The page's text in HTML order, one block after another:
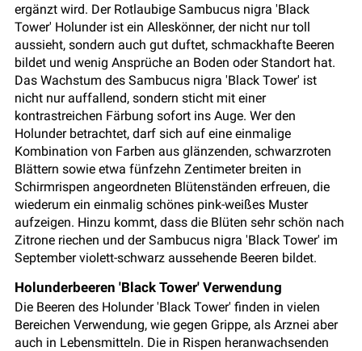
ergänzt wird. Der Rotlaubige Sambucus nigra 'Black
Tower' Holunder ist ein Alleskönner, der nicht nur toll
aussieht, sondern auch gut duftet, schmackhafte Beeren
bildet und wenig Ansprüche an Boden oder Standort hat.
Das Wachstum des Sambucus nigra 'Black Tower' ist
nicht nur auffallend, sondern sticht mit einer
kontrastreichen Färbung sofort ins Auge. Wer den
Holunder betrachtet, darf sich auf eine einmalige
Kombination von Farben aus glänzenden, schwarzroten
Blättern sowie etwa fünfzehn Zentimeter breiten in
Schirmrispen angeordneten Blütenständen erfreuen, die
wiederum ein einmalig schönes pink-weißes Muster
aufzeigen. Hinzu kommt, dass die Blüten sehr schön nach
Zitrone riechen und der Sambucus nigra 'Black Tower' im
September violett-schwarz aussehende Beeren bildet.
Holunderbeeren 'Black Tower' Verwendung
Die Beeren des Holunder 'Black Tower' finden in vielen
Bereichen Verwendung, wie gegen Grippe, als Arznei aber
auch in Lebensmitteln. Die in Rispen heranwachsenden